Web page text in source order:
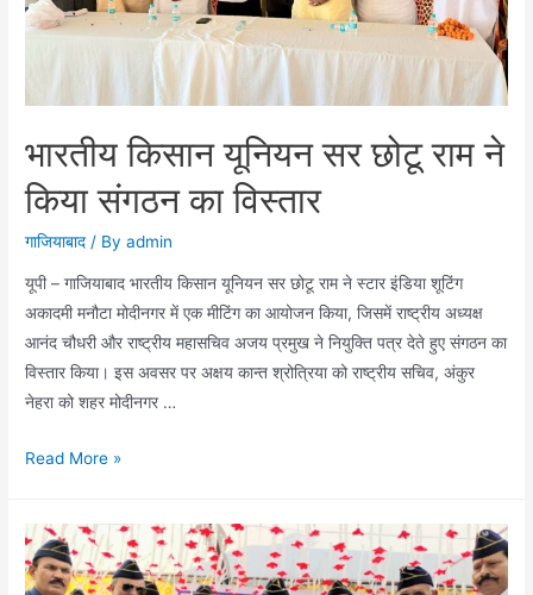
सोसाइटी
लिमिटेड
सम्पन्न
भारतीय किसान यूनियन सर छोटू राम ने
किया संगठन का विस्तार
गाजियाबाद / Byadmin
यूपी – गाजियाबाद भारतीय किसान यूनियन सर छोटू राम ने स्टार इंडिया शूटिंग
अकादमी मनौटा मोदीनगर में एक मीटिंग का आयोजन किया, जिसमें राष्ट्रीय अध्यक्ष
आनंद चौधरी और राष्ट्रीय महासचिव अजय प्रमुख ने नियुक्ति पत्र देते हुए संगठन का
विस्तार किया। इस अवसर पर अक्षय कान्त श्रोत्रिया को राष्ट्रीय सचिव, अंकुर
नेहरा को शहर मोदीनगर …
भारतीय
सर
छोटू
Read More »